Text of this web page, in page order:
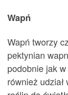
Wapń
Wapń tworzy
pektynian
podobnie jak
również